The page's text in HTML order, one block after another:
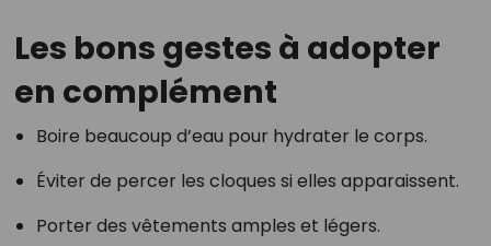
Les bons gestes à adopter
en complément
Boire beaucoup d’eau pour hydrater le corps.
Éviter de percer les cloques si elles apparaissent.
Porter des vêtements amples et légers.